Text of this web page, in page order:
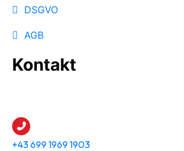
DSGVO
AGB
Kontakt
+43 699 1969 1903